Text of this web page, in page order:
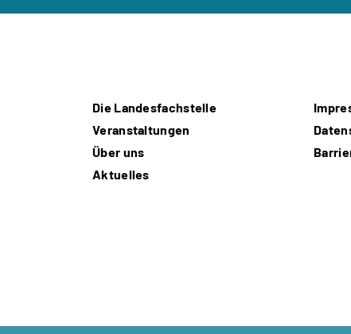
Die Landesfachstelle
Veranstaltungen
Über uns
Aktuelles